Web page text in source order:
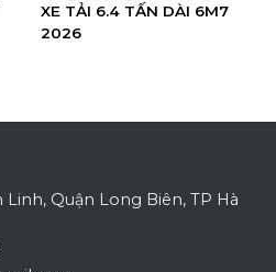
XE TẢI 6.4 TẤN DÀI 6M7
2026
Linh, Quận Long Biên, TP Hà